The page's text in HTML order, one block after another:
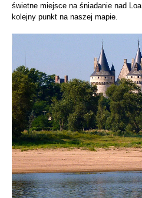
świetne miejsce na śniadanie nad
kolejny punkt na naszej mapie.